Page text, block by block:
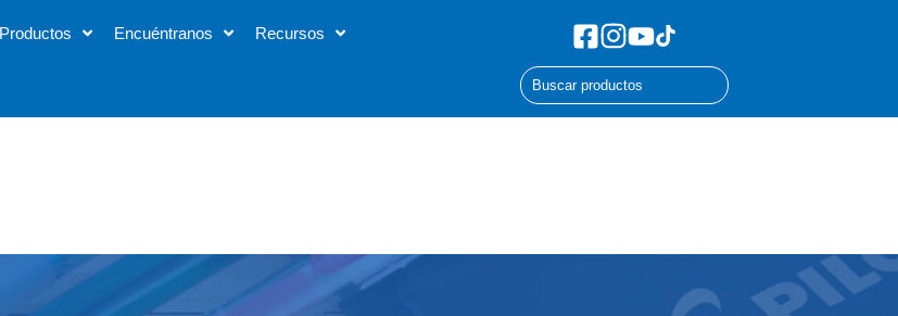
Productos Encuéntranos Recursos